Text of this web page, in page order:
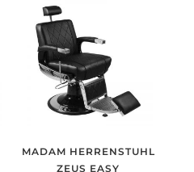
MADAM HERRENSTUHL
ZEUS EASY